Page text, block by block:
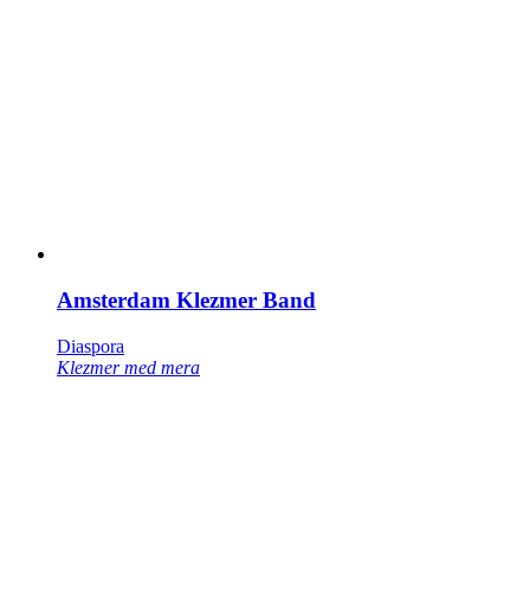
Amsterdam Klezmer Band
Diaspora
Klezmer med mera